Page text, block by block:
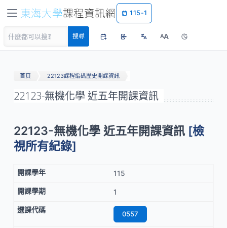
115-1
搜尋 AA
首頁 22123課程編碼歷史開課資訊
22123-無機化學 近五年開課資訊
22123-無機化學 近五年開課資訊 [檢
視所有紀錄]
115
1
0557